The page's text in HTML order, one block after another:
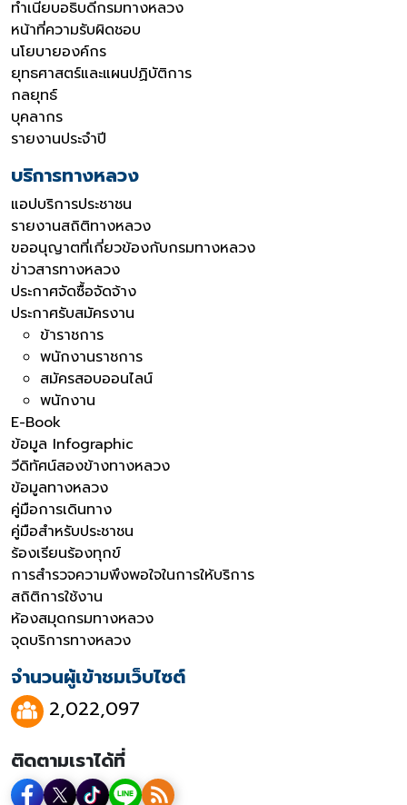
ทำเนียบอธิบดีกรมทางหลวง
หน้าที่ความรับผิดชอบ
นโยบายองค์กร
ยุทธศาสตร์และแผนปฏิบัติการ
กลยุทธ์
บุคลากร
รายงานประจำปี
บริการทางหลวง
แอปบริการประชาชน
รายงานสถิติทางหลวง
ขออนุญาตที่เกี่ยวข้องกับกรมทางหลวง
ข่าวสารทางหลวง
ประกาศจัดซื้อจัดจ้าง
ประกาศรับสมัครงาน
ข้าราชการ
พนักงานราชการ
สมัครสอบออนไลน์
พนักงาน
E-Book
ข้อมูล Infographic
วีดิทัศน์สองข้างทางหลวง
ข้อมูลทางหลวง
คู่มือการเดินทาง
คู่มือสำหรับประชาชน
ร้องเรียนร้องทุกข์
การสำรวจความพึงพอใจในการให้บริการ
สถิติการใช้งาน
ห้องสมุดกรมทางหลวง
จุดบริการทางหลวง
จำนวนผู้เข้าชมเว็บไซต์
2,022,097
ติดตามเราได้ที่